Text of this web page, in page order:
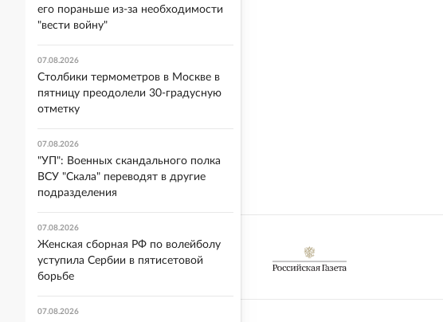
его пораньше из-за необходимости
"вести войну"
07.08.2026
Столбики термометров в Москве в
пятницу преодолели 30-градусную
отметку
07.08.2026
"УП": Военных скандального полка
ВСУ "Скала" переводят в другие
подразделения
07.08.2026
Женская сборная РФ по волейболу
уступила Сербии в пятисетовой
борьбе
07.08.2026